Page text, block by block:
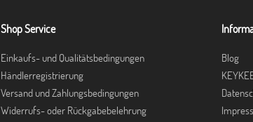
Shop Service
Einkaufs- und Qualitätsbedingungen
Händlerregistrierung
Versand und Zahlungsbedingungen
Widerrufs- oder Rückgabebelehrung
Blog